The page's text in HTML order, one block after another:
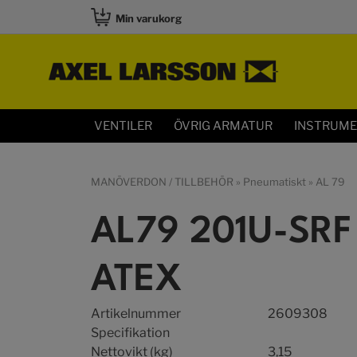
Min varukorg
VENTILER ÖVRIG ARMATUR
MANÖVERDON / TILLBEHÖR » Pneumatiskt » AL 79
AL79 201U-
ATEX
Artikelnummer
2609308
Specifikation
Nettovikt (kg)
3,15